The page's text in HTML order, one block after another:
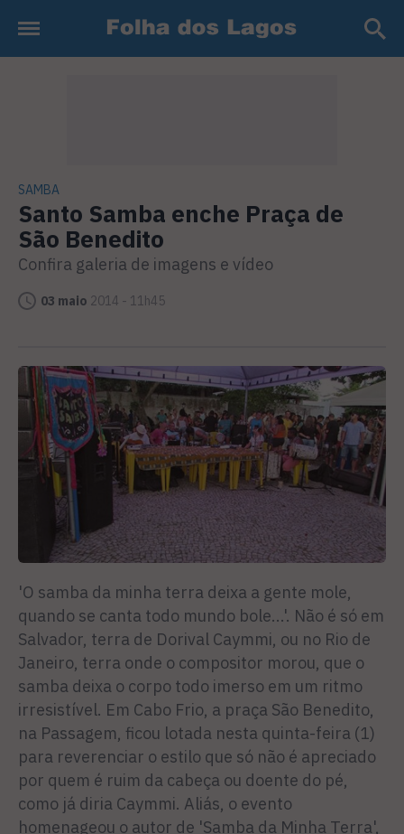
SAMBA
Santo Samba enche Praça de
São Benedito
Confira galeria de imagens e vídeo
03 maio 2014 - 11h45
'O samba da minha terra deixa a gente mole,
quando se canta todo mundo bole...'. Não é só em
Salvador, terra de Dorival Caymmi, ou no Rio de
Janeiro, terra onde o compositor morou, que o
samba deixa o corpo todo imerso em um ritmo
irresistível. Em Cabo Frio, a praça São Benedito,
na Passagem, ficou lotada nesta quinta-feira (1)
para reverenciar o estilo que só não é apreciado
por quem é ruim da cabeça ou doente do pé,
como já diria Caymmi. Aliás, o evento
homenageou o autor de 'Samba da Minha Terra',